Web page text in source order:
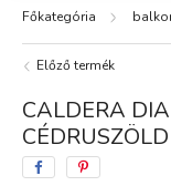
Előző termék
CALDERA